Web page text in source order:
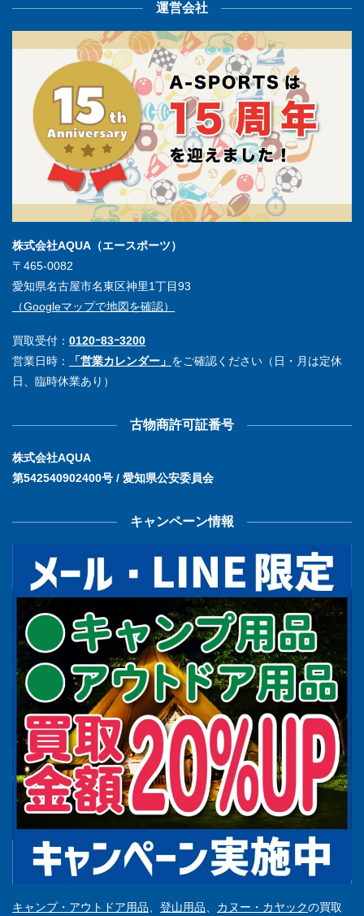
運営会社
株式会社AQUA（エースポーツ）
〒465-0082
愛知県名古屋市名東区神里1丁目93
（Googleマップで地図を確認）
買取受付： 0120ｰ83ｰ3200
営業日時：
「営業カレンダー」 をご確認ください（日・月は定休
日、臨時休業あり）
古物商許可証番号
株式会社AQUA
第542540902400号 / 愛知県公安委員会
キャンペーン情報
キャンプ・アウトドア用品、 登山用品、 カヌー・カヤックの買取